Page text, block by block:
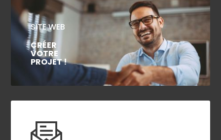
SITE WEB
CRÉER
VOTRE
PROJET !